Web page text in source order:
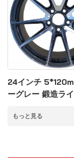
24インチ
ーグレー 鍛造ラ
もっと見る